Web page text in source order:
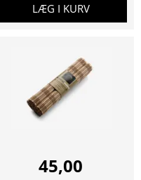
LÆG I KURV
45,00